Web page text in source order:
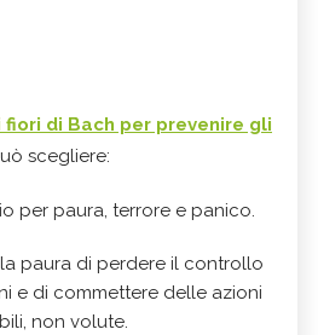
fiori di Bach per prevenire gli
scegliere:
per paura, terrore e panico.
paura di perdere il controllo
e di commettere delle azioni
non volute.